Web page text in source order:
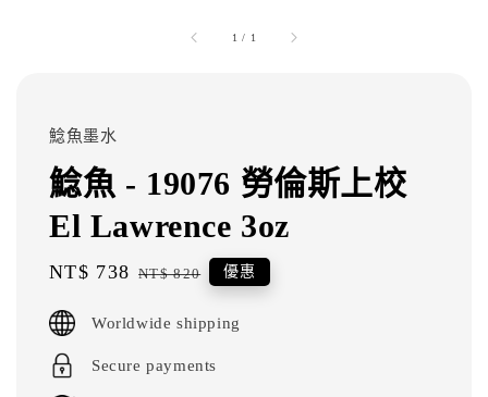
1 / 1
鯰魚墨水
鯰魚 - 19076 勞倫斯上校
El Lawrence 3oz
Sale
NT$ 738 Regular
NT$ 820 優惠
Worldwide shipping
Secure payments